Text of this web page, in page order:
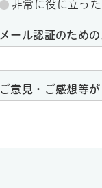
非常に役に立った
メール認証のため
ご意見・ご感想等